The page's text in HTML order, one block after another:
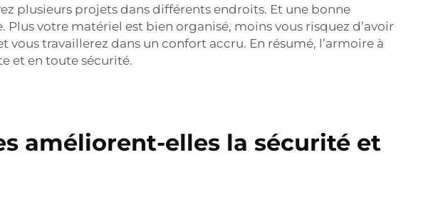
plusieurs projets dans différents endroits. Et une bonne
votre matériel est bien organisé, moins vous risquez d’avoir
travaillerez dans un confort accru. En résumé, l’armoire à
et en toute sécurité.
améliorent-elles la sécurité et